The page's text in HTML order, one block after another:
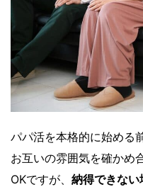
パパ活を本格的に始める
お互いの雰囲気を確かめ
OKですが、 納得できな